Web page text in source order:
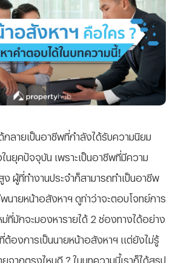
กลายเป็นอาชีพที่กำลังได้รับความนิยม
นยุคปัจจุบัน เพราะเป็นอาชีพที่มีความ
ผู้ที่ทำงานประจำก็สามารถทำเป็นอาชีพ
นายหน้าอสังหาฯ ดูท่าว่าจะตอบโจทย์การ
ที่มักจะมองหารายได้ 2 ช่องทางได้อย่าง
ต้องการเป็นนายหน้าอสังหาฯ แต่ยังไม่รู้
ยจากตรงไหนดี ? ในบทความนี้เราก็ได้สรุป